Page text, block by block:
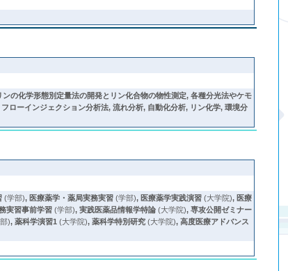
の化学形態別定量法の開発とリン化合物の物性測定, 各種分光法やケモ
ローインジェクション分析法, 流れ分析, 自動化分析, リン化学, 環境分
(学部), 医療薬学・薬局実務実習 (学部), 医療薬学実践演習 (大学院), 医療
実習事前学習 (学部),実践医薬品情報学特論 (大学院),専攻公開ゼミナー
),薬科学演習1 (大学院),薬科学特別研究 (大学院),高度医療アドバンス